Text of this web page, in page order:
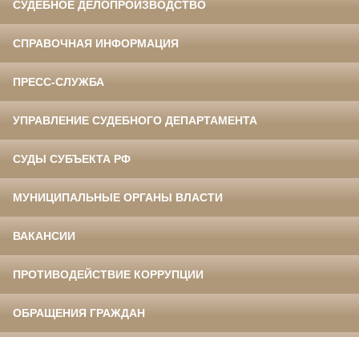
СУДЕБНОЕ ДЕЛОПРОИЗВОДСТВО
СПРАВОЧНАЯ ИНФОРМАЦИЯ
ПРЕСС-СЛУЖБА
УПРАВЛЕНИЕ СУДЕБНОГО ДЕПАРТАМЕНТА
СУДЫ СУБЪЕКТА РФ
МУНИЦИПАЛЬНЫЕ ОРГАНЫ ВЛАСТИ
ВАКАНСИИ
ПРОТИВОДЕЙСТВИЕ КОРРУПЦИИ
ОБРАЩЕНИЯ ГРАЖДАН